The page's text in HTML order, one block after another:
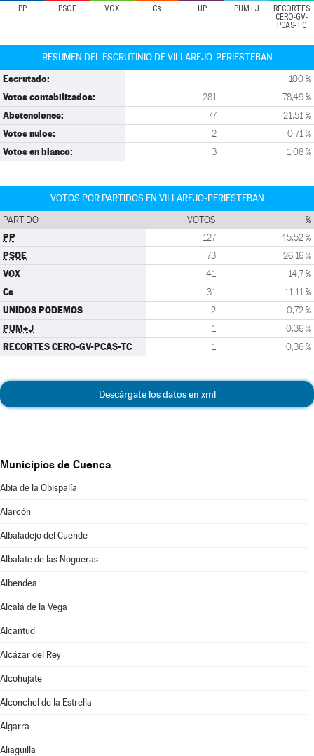
PP PSOE VOX Cs UP PUM+J
RECORTES
CERO-GV-
PCAS-TC
RESUMEN DEL ESCRUTINIO DE VILLAREJO-PERIESTEBAN
Escrutado: 100 %
Votos contabilizados: 281 78,49 %
Abstenciones: 77 21,51 %
Votos nulos: 2 0,71 %
Votos en blanco: 3 1,08 %
VOTOS POR PARTIDOS EN VILLAREJO-PERIESTEBAN
PARTIDO VOTOS %
PP 127 45,52 %
PSOE 73 26,16 %
VOX 41 14,7 %
Cs 31 11,11 %
UNIDOS PODEMOS 2 0,72 %
PUM+J 1 0,36 %
RECORTES CERO-GV-PCAS-TC 1 0,36 %
Descárgate los datos en xml
Municipios de Cuenca
Abia de la Obispalía
Alarcón
Albaladejo del Cuende
Albalate de las Nogueras
Albendea
Alcalá de la Vega
Alcantud
Alcázar del Rey
Alcohujate
Alconchel de la Estrella
Algarra
Aliaguilla